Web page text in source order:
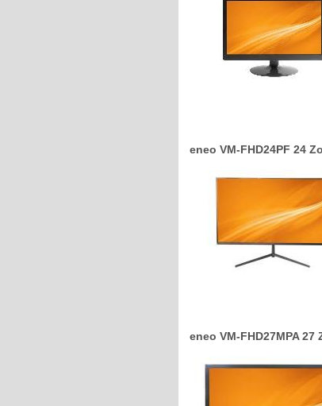
eneo VM-FHD24PF 24
eneo VM-FHD27MPA